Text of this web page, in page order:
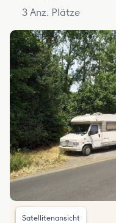
3 Anz. Plätze
Satellitenansicht